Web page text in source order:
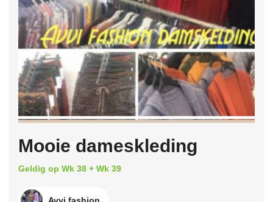
Mooie dameskleding
Geldig op Wk 38 + Wk 39
Avvi fashion